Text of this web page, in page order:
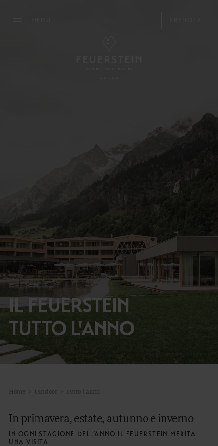
In Estate
In Inverno
Momenti unici
Tutto l'anno
DE EN
IL FEUERSTEIN
TUTTO L'ANNO
Home > Outdoor > Tutto l'anno
In primavera, estate, autunno e inverno
IN OGNI STAGIONE DELL’ANNO IL FEUERSTEIN MERITA
UNA VISITA